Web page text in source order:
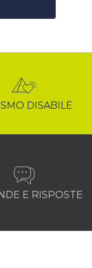
DISABILE
E RISPOSTE